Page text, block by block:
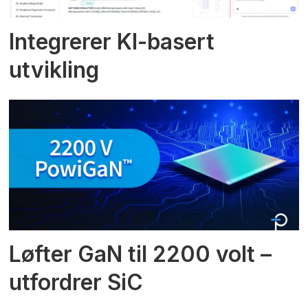
Integrerer KI-basert
utvikling
Løfter GaN til 2200 volt –
utfordrer SiC